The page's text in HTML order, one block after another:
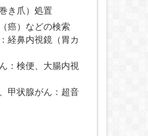
き爪）処置
癌）などの検索
経鼻内視鏡（胃カ
：検便、大腸内視
甲状腺がん：超音